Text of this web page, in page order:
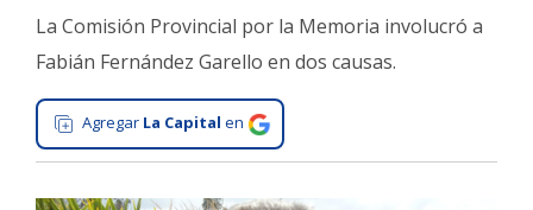
Cultura
Tecnología
Gastronomía
La Comisión Provincial por la Memoria involucró a
Fabián Fernández Garello en dos causas.
Agregar La Capital en